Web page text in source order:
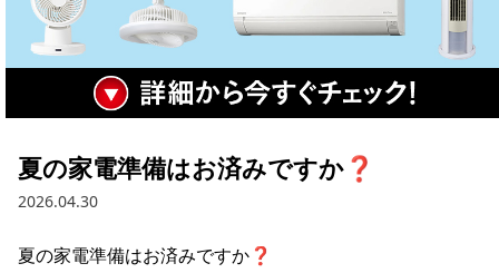
夏の家電準備はお済みですか❓
2026.04.30
夏の家電準備はお済みですか❓